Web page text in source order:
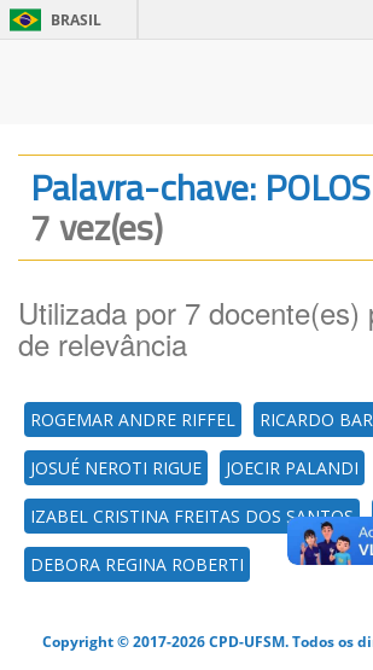
BRASIL
Palavra-chave: POLOS
7 vez(es)
Utilizada por 7 docente(es)
de relevância
ROGEMAR ANDRE RIFFEL RICARDO
JOSUÉ NEROTI RIGUE JOECIR PALANDI
IZABEL CRISTINA FREITAS DOS SANTOS
DEBORA REGINA ROBERTI
Copyright © 2017-2026 CPD-UFSM. Todos os